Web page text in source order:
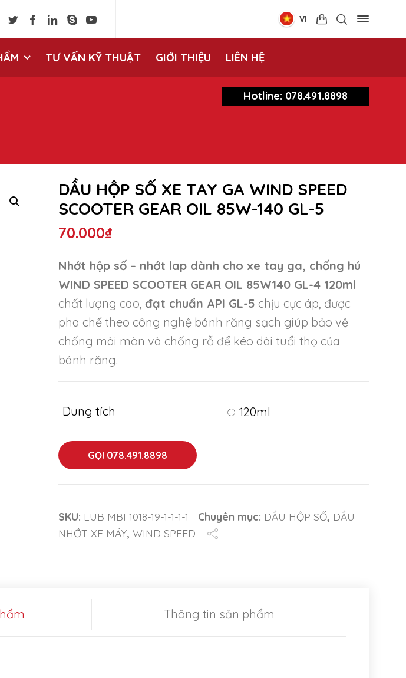
VI
TƯ VẤN KỸ THUẬT GIỚI THIỆU LIÊN HỆ
Hotline: 078.491.8898
DẦU HỘP SỐ XE TAY GA WIND SPEED
SCOOTER GEAR OIL 85W-140 GL-5
70.000₫
Nhớt hộp số – nhớt lap dành cho xe tay ga, chống hú
WIND SPEED SCOOTER GEAR OIL 85W140 GL-4 120ml
chất lượng cao,đạt chuẩn API GL-5 chịu cực áp, được
pha chế theo công nghệ bánh răng sạch giúp bảo vệ
chống mài mòn và chống rỗ để kéo dài tuổi thọ của
bánh răng.
Dung tích 120ml
GỌI 078.491.8898
SKU: LUB MBI 1018-19-1-1-1-1 Chuyên mục: DẦU HỘP SỐ, DẦU
NHỚT XE MÁY,WIND SPEED
Thông tin sản phẩm